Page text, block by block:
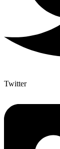
Twitter